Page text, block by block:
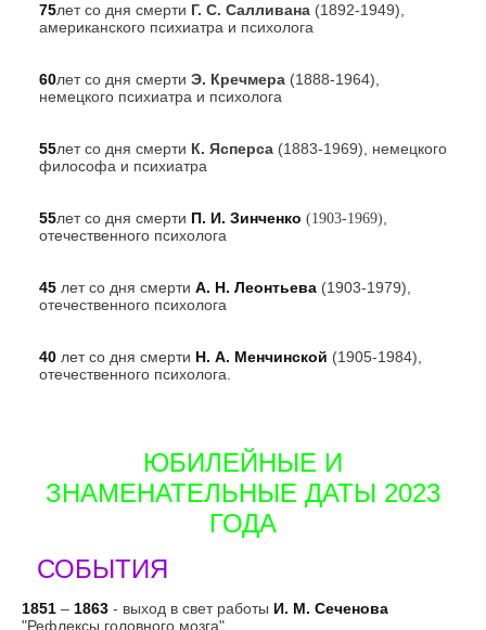
75лет со дня смерти Г. С. Салливана (1892-1949),
американского психиатра и психолога
60лет со дня смерти Э. Кречмера (1888-1964),
немецкого психиатра и психолога
55лет со дня смерти К. Ясперса (1883-1969), немецкого
философа и психиатра
55лет со дня смерти П. И. Зинченко (1903-1969)
отечественного психолога
45 лет со дня смерти А. Н. Леонтьева (1903-1979),
отечественного психолога
40 лет со дня смерти Н. А. Менчинской (1905-1984),
отечественного психолога.
ЮБИЛЕЙНЫЕ И
ЗНАМЕНАТЕЛЬНЫЕ ДАТЫ 2023
ГОДА
СОБЫТИЯ
1851 – 1863 - выход в свет работы И. М. Сеченова
"Рефлексы головного мозга"